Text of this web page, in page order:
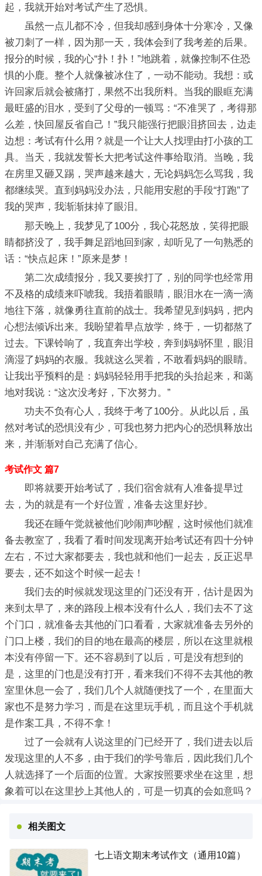
起，我就开始对考试产生了恐惧。
虽然一点儿都不冷，但我却感到身体十分寒冷，又像
被刀刺了一样，因为那一天，我体会到了我考差的后果。
报分的时候，我的心“扑！扑！”地跳着，就像控制不住恐
惧的小鹿。整个人就像被冰住了，一动不能动。我想：或
许回家后就会被痛打，果然不出我所料。当我的眼眶充满
最旺盛的泪水，受到了父母的一顿骂：“不准哭了，考得那
么差，快回屋反省自己！”我只能强行把眼泪挤回去，边走
边想：考试有什么用？就是一个让大人找理由打小孩的工
具。当天，我就发誓长大把考试这件事给取消。当晚，我
在房里又砸又踢，哭声越来越大，无论妈妈怎么骂我，我
都继续哭。直到妈妈没办法，只能用安慰的手段“打跑”了
我的哭声，我渐渐抹掉了眼泪。
那天晚上，我梦见了100分，我心花怒放，笑得把眼
睛都挤没了，我手舞足蹈地回到家，却听见了一句熟悉的
话：“快点起床！”原来是梦！
第二次成绩报分，我又要挨打了，别的同学也经常用
不及格的成绩来吓唬我。我捂着眼睛，眼泪水在一滴一滴
地往下落，就像勇往直前的战士。我希望见到妈妈，把内
心想法倾诉出来。我盼望着早点放学，终于，一切都熬了
过去。下课铃响了，我直奔出学校，奔到妈妈怀里，眼泪
滴湿了妈妈的衣服。我就这么哭着，不敢看妈妈的眼睛。
让我出乎预料的是：妈妈轻轻用手把我的头抬起来，和蔼
地对我说：“这次没考好，下次努力。”
功夫不负有心人，我终于考了100分。从此以后，虽
然对考试的恐惧没有少，可我也努力把内心的恐惧释放出
来，并渐渐对自己充满了信心。
考试作文 篇7
即将就要开始考试了，我们宿舍就有人准备提早过
去，为的就是有一个好位置，准备去这里好抄。
我还在睡午觉就被他们吵闹声吵醒，这时候他们就准
备去教室了，我看了看时间发现离开始考试还有四十分钟
左右，不过大家都要去，我也就和他们一起去，反正迟早
要去，还不如这个时候一起去！
我们去的时候就发现这里的门还没有开，估计是因为
来到太早了，来的路段上根本没有什么人，我们去不了这
个门口，就准备去其他的门口看看，大家就准备去另外的
门口上楼，我们的目的地在最高的楼层，所以在这里就根
本没有停留一下。还不容易到了以后，可是没有想到的
是，这里的门也是没有打开，看来我们不得不去其他的教
室里休息一会了，我们几个人就随便找了一个，在里面大
家也不是努力学习，而是在这里玩手机，而且这个手机就
是作案工具，不得不拿！
过了一会就有人说这里的门已经开了，我们进去以后
发现这里的人不多，由于我们的学号靠后，因此我们几个
人就选择了一个后面的位置。大家按照要求坐在这里，想
象着可以在这里抄上其他人的，可是一切真的会如意吗？
相关图文
七上语文期末考试作文（通用10篇）